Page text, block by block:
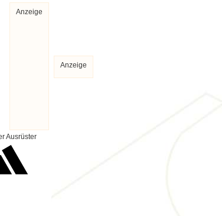
Anzeige
Ausrüster
Anzeige